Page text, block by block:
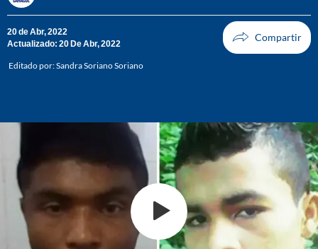
20 de Abr, 2022
Actualizado: 20 De Abr, 2022
Editado por:Sandra Soriano Soriano